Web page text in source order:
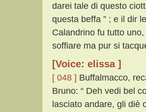
darei tale di questo
questa beffa ” ; e il dir
Calandrino fu tutto
soffiare ma pur si
[Voice: elissa ]
[ 048 ] Buffalmacco,
Bruno: “ Deh vedi bel
lasciato andare, gli diè